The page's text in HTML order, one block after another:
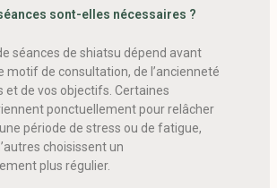
sont-elles nécessaires ?
séances de shiatsu dépend avant
motif de consultation, de l’ancienneté
et de vos objectifs. Certaines
ponctuellement pour relâcher
période de stress ou de fatigue,
choisissent un
plus régulier.